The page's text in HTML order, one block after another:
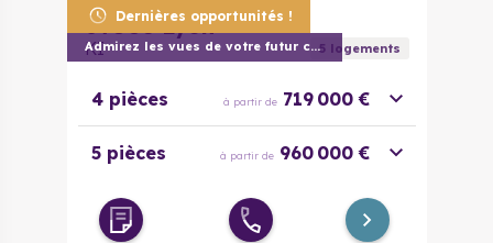
Dernières opportunités !
Admirez les vues de votre futur chez vou
69003 Lyon
KI 5logements
4 pièces à partir de 719 000 €
5 pièces à partir de 960 000 €